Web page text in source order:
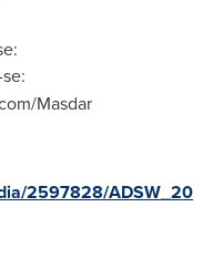
Masdar
2597828/ADSW_20